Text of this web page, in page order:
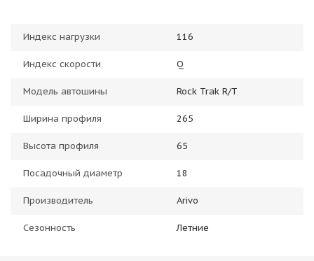
Индекс нагрузки 116
Индекс скорости Q
Модель автошины Rock Trak R/T
Ширина профиля 265
Высота профиля 65
Посадочный диаметр 18
Производитель Arivo
Сезонность Летние